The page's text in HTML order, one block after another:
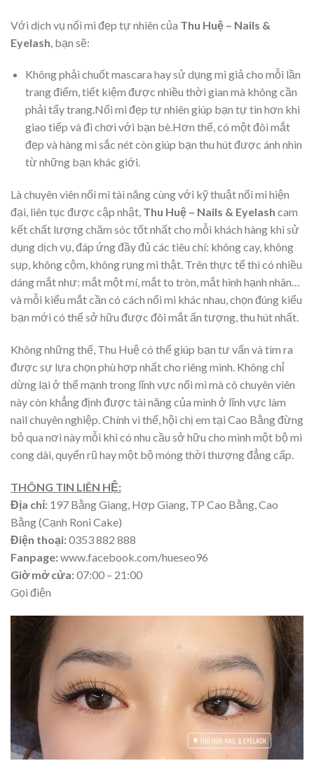
Với dịch vụ nối mi đẹp tự nhiên của Thu Huệ – Nails &
Eyelash , bạn sẽ:
Không phải chuốt mascara hay sử dụng mi giả cho mỗi lần
trang điểm, tiết kiệm được nhiều thời gian mà không cần
phải tẩy trang.Nối mi đẹp tự nhiên giúp bạn tự tin hơn khi
giao tiếp và đi chơi với bạn bè.Hơn thế, có một đôi mắt
đẹp và hàng mi sắc nét còn giúp bạn thu hút được ánh nhìn
từ những bạn khác giới.
Là chuyên viên nối mi tài năng cùng với kỹ thuật nối mi hiện
đại, liên tục được cập nhật, Thu Huệ – Nails & Eyelash cam
kết chất lượng chăm sóc tốt nhất cho mỗi khách hàng khi sử
dụng dịch vụ, đáp ứng đầy đủ các tiêu chí: không cay, không
sụp, không cộm, không rụng mi thật. Trên thực tế thì có nhiều
dáng mắt như: mắt một mí, mắt to tròn, mắt hình hạnh nhân…
và mỗi kiểu mắt cần có cách nối mi khác nhau, chọn đúng kiểu
bạn mới có thể sở hữu được đôi mắt ấn tượng, thu hút nhất.
Không những thế, Thu Huệ có thể giúp bạn tư vấn và tìm ra
được sự lựa chọn phù hợp nhất cho riêng mình. Không chỉ
dừng lại ở thế mạnh trong lĩnh vực nối mi mà cô chuyên viên
này còn khẳng định được tài năng của mình ở lĩnh vực làm
nail chuyên nghiệp. Chính vì thế, hội chị em tại Cao Bằng đừng
bỏ qua nơi này mỗi khi có nhu cầu sở hữu cho mình một bộ mi
cong dài, quyến rũ hay một bộ móng thời thượng đẳng cấp.
THÔNG TIN LIÊN HỆ:
Địa chỉ: 197 Bằng Giang, Hợp Giang, TP Cao Bằng, Cao
Bằng (Cạnh Roni Cake)
Điện thoại:0353 882 888
Fanpage:www.facebook.com/hueseo96
Giờ mở cửa:07:00 – 21:00
Gọi điện